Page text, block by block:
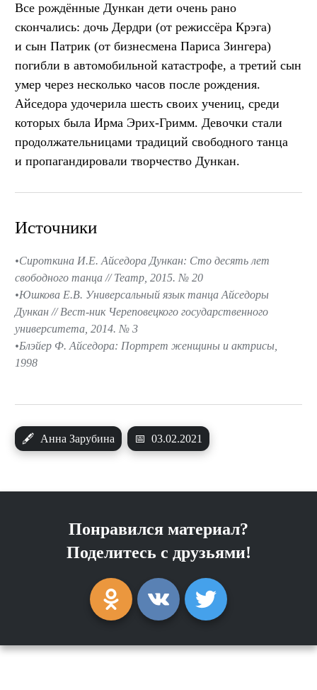
Все рождённые Дункан дети очень рано
скончались: дочь Дердри (от режиссёра Крэга)
и сын Патрик (от бизнесмена Париса Зингера)
погибли в автомобильной катастрофе, а третий сын
умер через несколько часов после рождения.
Айседора удочерила шесть своих учениц, среди
которых была Ирма Эрих-Гримм. Девочки стали
продолжательницами традиций свободного танца
и пропагандировали творчество Дункан.
🖋 Анна Зарубина 📅 03.02.2021
Источники
Сироткина И.Е. Айседора Дункан: Сто десять лет
свободного танца // Театр, 2015. № 20
Юшкова Е.В. Универсальный язык танца Айседоры
Дункан // Вест-ник Череповецкого государственного
университета, 2014. № 3
Блэйер Ф. Айседора: Портрет женщины и актрисы,
1998
Понравился материал?
Поделитесь с друзьями!